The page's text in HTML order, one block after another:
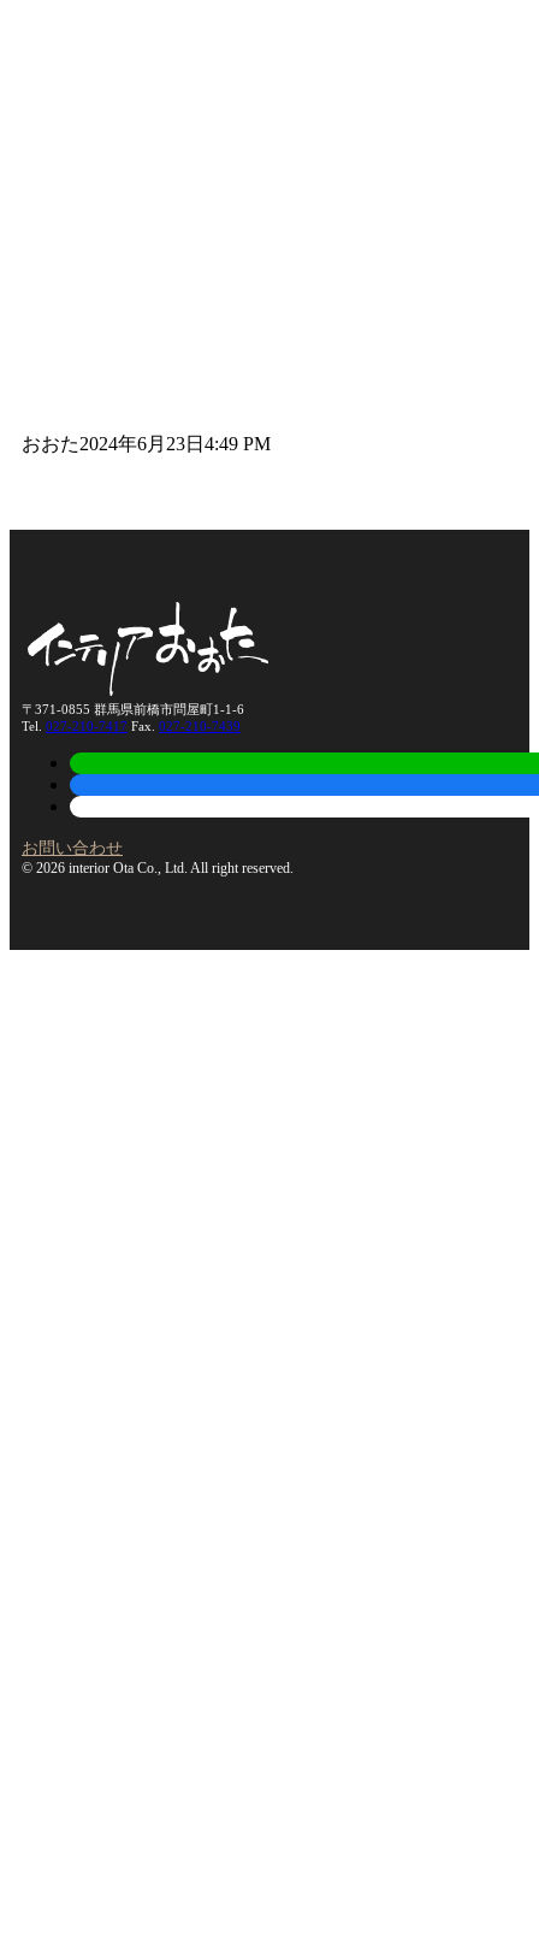
おおた2024年6月23日 4:49 PM
〒371-0855 群馬県前橋市問屋町1-1-6
Tel. 027-210-7417 Fax. 027-210-7439
お問い合わせ
© 2026 interior Ota Co., Ltd. All right reserved.